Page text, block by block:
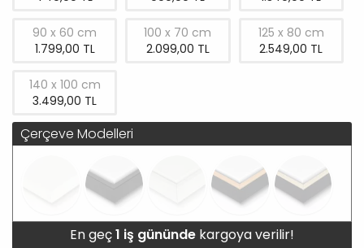
90 x 60 cm
1.799,00 TL
100 x 70 cm
2.099,00 TL
125 x 80 cm
2.549,00 TL
140 x 100 cm
3.499,00 TL
Çerçeve Modelleri
En geç1 iş gününde kargoya verilir!